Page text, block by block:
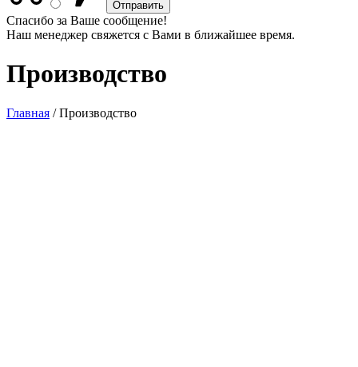
Спасибо за Ваше сообщение!
Наш менеджер свяжется с Вами в ближайшее время.
Производство
Главная /Производство